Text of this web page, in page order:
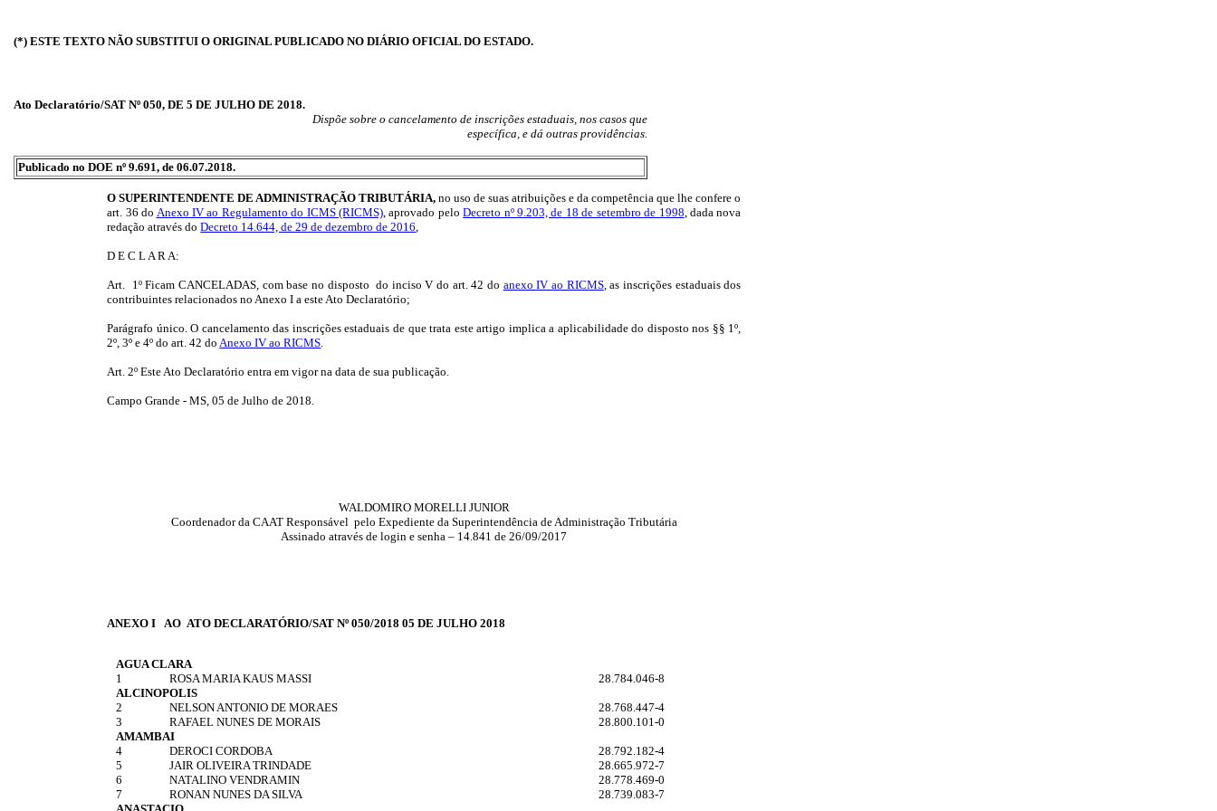
(*) ESTE TEXTO NÃO SUBSTITUI O ORIGINAL PUBLICADO NO DIÁRIO OFICIAL DO ESTADO.
Ato Declaratório/SAT Nº 050, DE 5 DE JULHO DE 2018.
Dispõe sobre o cancelamento de inscrições estaduais, nos casos que
específica, e dá outras providências.
Publicado no DOE nº 9.691, de 06.07.2018.
O SUPERINTENDENTE DE ADMINISTRAÇÃO TRIBUTÁRIA,no uso de suas atribuições e da competência que lhe confere o
art. 36 do Anexo IV ao Regulamento do ICMS (RICMS), aprovado peloDecreto nº 9.203, de 18 de setembro de 1998, dada nova
redação através doDecreto 14.644, de 29 de dezembro de 2016,
D E C L A R A:
Art. 1º Ficam CANCELADAS, com base no disposto do inciso V do art. 42 do anexo IV ao RICMS, as inscrições estaduais dos
contribuintes relacionados no Anexo I a este Ato Declaratório;
Parágrafo único. O cancelamento das inscrições estaduais de que trata este artigo implica a aplicabilidade do disposto nos §§ 1º,
2º, 3º e 4º do art. 42 doAnexo IV ao RICMS.
Art. 2º Este Ato Declaratório entra em vigor na data de sua publicação.
Campo Grande - MS, 05 de Julho de 2018.
WALDOMIRO MORELLI JUNIOR
Coordenador da CAAT Responsável pelo Expediente da Superintendência de Administração Tributária
Assinado através de login e senha – 14.841 de 26/09/2017
ANEXO I AO ATO DECLARATÓRIO/SAT Nº 050/2018 05 DE JULHO 2018
AGUA CLARA
1
ROSA MARIA KAUS MASSI
28.784.046-8
ALCINOPOLIS
2
NELSON ANTONIO DE MORAES
28.768.447-4
3
RAFAEL NUNES DE MORAIS
28.800.101-0
AMAMBAI
4
DEROCI CORDOBA
28.792.182-4
5
JAIR OLIVEIRA TRINDADE
28.665.972-7
6
NATALINO VENDRAMIN
28.778.469-0
7
RONAN NUNES DA SILVA
28.739.083-7